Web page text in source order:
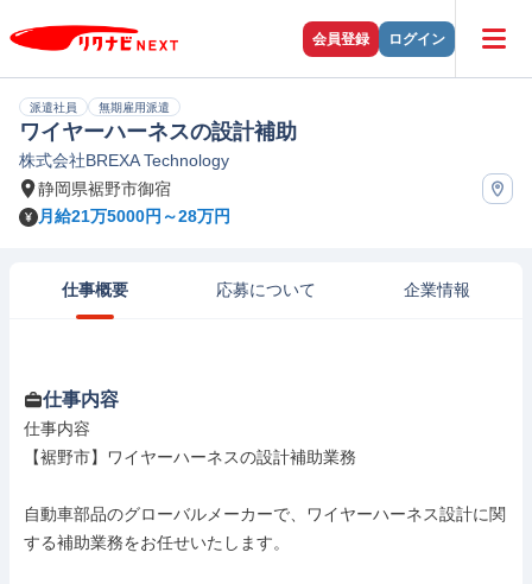
会員登録 ログイン
派遣社員 無期雇用派遣
ワイヤーハーネスの設計補助
株式会社BREXA Technology
静岡県裾野市御宿
月給21万5000円～28万円
仕事概要 応募について 企業情報
仕事内容
仕事内容
【裾野市】ワイヤーハーネスの設計補助業務
自動車部品のグローバルメーカーで、ワイヤーハーネス設計に関
する補助業務をお任せいたします。